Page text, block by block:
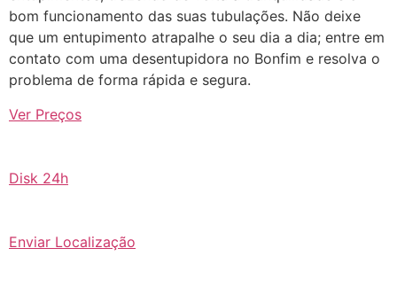
bom funcionamento das suas tubulações. Não deixe
que um entupimento atrapalhe o seu dia a dia; entre em
contato com uma desentupidora no Bonfim e resolva o
problema de forma rápida e segura.
Ver Preços
Disk 24h
Enviar Localização